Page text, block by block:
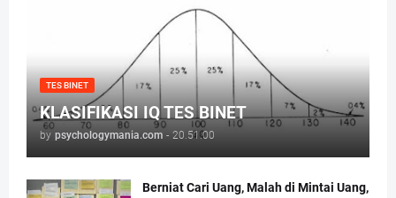
TES BINET
KLASIFIKASI IQ TES BINET
by psychologymania.com - 20.51.00
Berniat Cari Uang, Malah di Mintai Uang,